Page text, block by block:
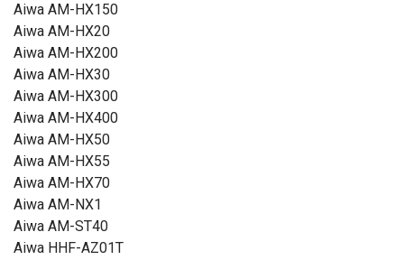
Aiwa AM-HX150
Aiwa AM-HX20
Aiwa AM-HX200
Aiwa AM-HX30
Aiwa AM-HX300
Aiwa AM-HX400
Aiwa AM-HX50
Aiwa AM-HX55
Aiwa AM-HX70
Aiwa AM-NX1
Aiwa AM-ST40
Aiwa HHF-AZ01T